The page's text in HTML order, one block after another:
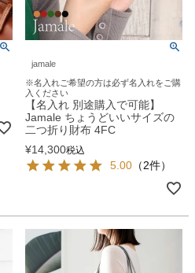
jamale
※名入れご希望の方は必ず名入れをご購
入ください
【名入れ 別途購入で可能】
Jamale ちょうどいいサイズの
二つ折り財布 4FC
¥14,300税込
5.00 （2件）